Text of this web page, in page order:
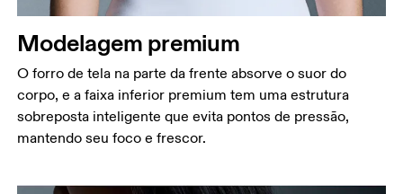
Modelagem premium
O forro de tela na parte da frente absorve o suor do
corpo, e a faixa inferior premium tem uma estrutura
sobreposta inteligente que evita pontos de pressão,
mantendo seu foco e frescor.